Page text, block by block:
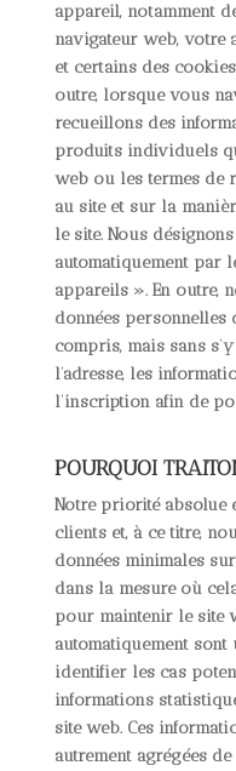
appareil, notamment
navigateur web, votre
et certains des
outre, lorsque vous
recueillons des
produits individuels
web ou les termes de
au site et sur la
le site. Nous
automatiquement par
appareils ». En outre,
données
compris, mais sans
l’adresse, les
l’inscription afin de
POURQUOI
Notre priorité absolue
clients et, à ce titre,
données minimales
dans la mesure où
pour maintenir le site
automatiquement
identifier les cas
informations
site web. Ces
autrement agrégées